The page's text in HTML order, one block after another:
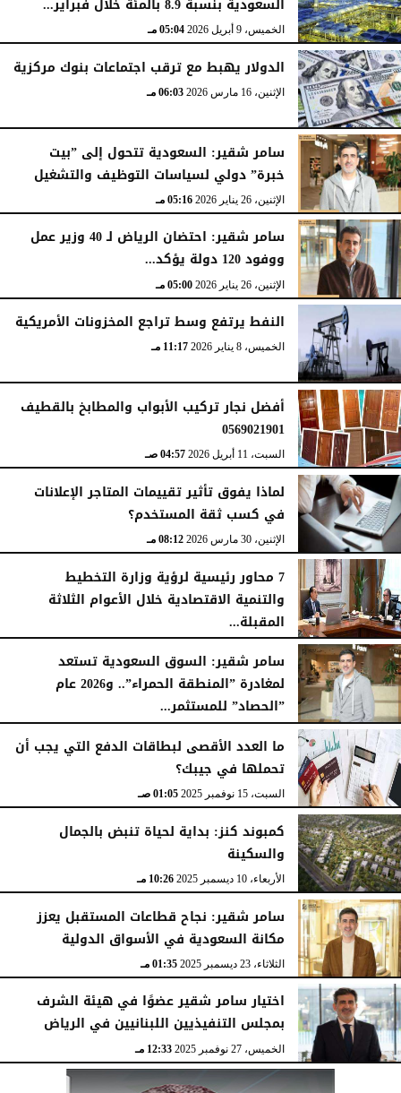
السعودية بنسبة 8.9 بالمئة خلال فبراير...
الخميس، 9 أبريل 2026 05:04 مـ
الدولار يهبط مع ترقب اجتماعات بنوك مركزية
الإثنين، 16 مارس 2026 06:03 مـ
سامر شقير: السعودية تتحول إلى ”بيت
خبرة” دولي لسياسات التوظيف والتشغيل
الإثنين، 26 يناير 2026 05:16 مـ
سامر شقير: احتضان الرياض لـ 40 وزير عمل
ووفود 120 دولة يؤكد...
الإثنين، 26 يناير 2026 05:00 مـ
النفط يرتفع وسط تراجع المخزونات الأمريكية
الخميس، 8 يناير 2026 11:17 مـ
أفضل نجار تركيب الأبواب والمطابخ بالقطيف
0569021901
السبت، 11 أبريل 2026 04:57 صـ
لماذا يفوق تأثير تقييمات المتاجر الإعلانات
في كسب ثقة المستخدم؟
الإثنين، 30 مارس 2026 08:12 مـ
7 محاور رئيسية لرؤية وزارة التخطيط
والتنمية الاقتصادية خلال الأعوام الثلاثة
المقبلة...
الثلاثاء، 24 فبراير 2026 08:20 صـ
سامر شقير: السوق السعودية تستعد
لمغادرة ”المنطقة الحمراء”.. و2026 عام
”الحصاد” للمستثمر...
الإثنين، 5 يناير 2026 09:25 مـ
ما العدد الأقصى لبطاقات الدفع التي يجب أن
تحملها في جيبك؟
السبت، 15 نوفمبر 2025 01:05 صـ
كمبوند كنز: بداية لحياة تنبض بالجمال
والسكينة
الأربعاء، 10 ديسمبر 2025 10:26 مـ
سامر شقير: نجاح قطاعات المستقبل يعزز
مكانة السعودية في الأسواق الدولية
الثلاثاء، 23 ديسمبر 2025 01:35 مـ
اختيار سامر شقير عضوًا في هيئة الشرف
بمجلس التنفيذيين اللبنانيين في الرياض
الخميس، 27 نوفمبر 2025 12:33 مـ